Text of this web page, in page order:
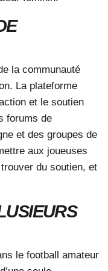
la communauté
La plateforme
et le soutien
forums de
et des groupes de
aux joueuses
du soutien, et
le football amateur